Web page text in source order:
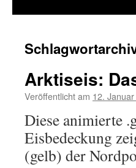
Arktiseis:
Veröffentlicht am 12.
Diese animierte
Eisbedeckung
(gelb) der